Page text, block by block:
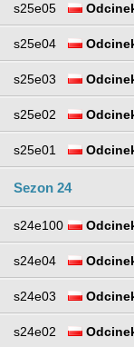
s25e05
s25e04
s25e03
s25e02
s25e01
Sezon 24
s24e100
s24e04
s24e03
s24e02